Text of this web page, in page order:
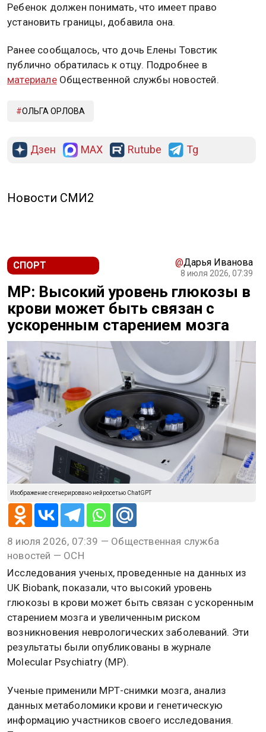
Ребенок должен понимать, что имеет право
установить границы, добавила она.
Ранее сообщалось, что дочь Елены Товстик
публично обратилась к отцу. Подробнее в
материалеОбщественной службы новостей.
ОЛЬГА ОРЛОВА
Дзен MAX Rutube Tg
Новости СМИ2
СПОРТ @Дарья Иванова
8 июля 2026, 07:39
MP: Высокий уровень глюкозы в
крови может быть связан с
ускоренным старением мозга
Изображение сгенерировано нейросетью ChatGPT
8 июля 2026, 07:39 — Общественная служба
новостей — ОСН
Исследования ученых, проведенные на данных из
UK Biobank, показали, что высокий уровень
глюкозы в крови может быть связан с ускоренным
старением мозга и увеличенным риском
возникновения неврологических заболеваний. Эти
результаты были опубликованы в журнале
Molecular Psychiatry (MP).
Ученые применили МРТ-снимки мозга, анализ
данных метаболомики крови и генетическую
информацию участников своего исследования.